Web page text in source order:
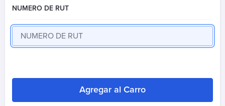
Nuevo Sur
Smapa
Suralis (Essal)
Prosegur Alarmas
NUMERO DE RUT
Agregar al Carro